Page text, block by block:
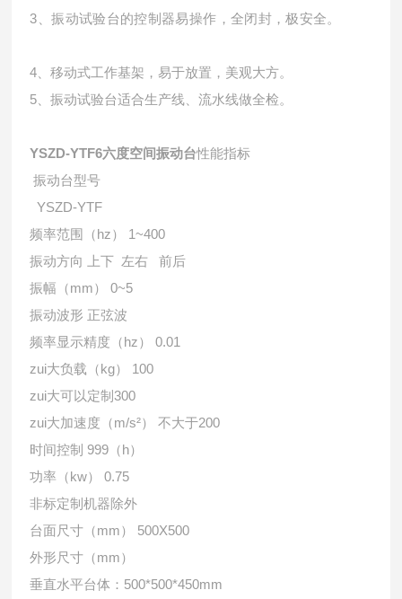
3、振动试验台的控制器易操作，全闭封，极安全。
4、移动式工作基架，易于放置，美观大方。
5、振动试验台适合生产线、流水线做全检。
YSZD-YTF6六度空间振动台性能指标
振动台型号
YSZD-YTF
频率范围（hz） 1~400
振动方向 上下 左右 前后
振幅（mm） 0~5
振动波形 正弦波
频率显示精度（hz） 0.01
zui大负载（kg） 100
zui大可以定制300
zui大加速度（m/s²） 不大于200
时间控制 999（h）
功率（kw） 0.75
非标定制机器除外
台面尺寸（mm） 500X500
外形尺寸（mm）
垂直水平台体：500*500*450mm